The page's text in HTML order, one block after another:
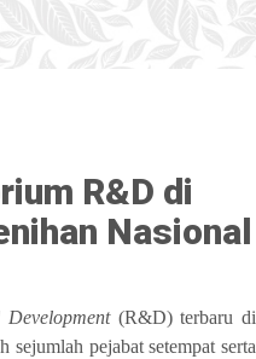
R&D di
Nasional
Development(R&D) terbaru di
pejabat setempat serta